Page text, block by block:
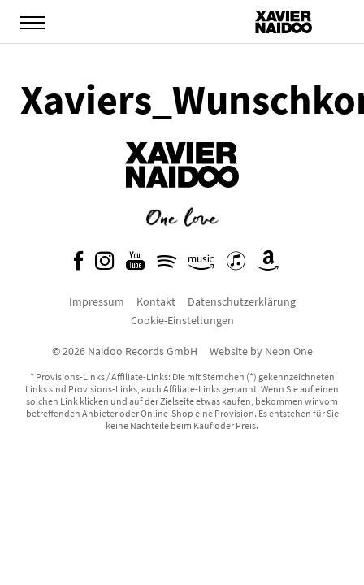
Impressum Kontakt
Datenschutzerklärung
Cookie-Einstellungen
© 2026 Naidoo Records GmbH Website by Neon One
* Provisions-Links / Affiliate-Links: Die mit Sternchen (*) gekennzeichneten
Links sind Provisions-Links, auch Affiliate-Links genannt. Wenn Sie auf einen
solchen Link klicken und auf der Zielseite etwas kaufen, bekommen wir vom
betreffenden Anbieter oder Online-Shop eine Provision. Es entstehen für Sie
keine Nachteile beim Kauf oder Preis.